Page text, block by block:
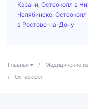
Казани Остеоколл в
Челябинске
в Ростове-на-Дону
Главная / Медицинские
/
Остеоколл